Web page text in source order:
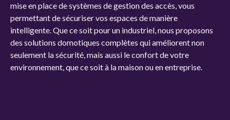
mise en place de systèmes de gestion des accès, vous
permettant de sécuriser vos espaces de manière
intelligente. Que ce soit pour un industriel, nous proposons
des solutions domotiques complètes qui améliorent non
seulement la sécurité, mais aussi le confort de votre
environnement, que ce soit à la maison ou en entreprise.